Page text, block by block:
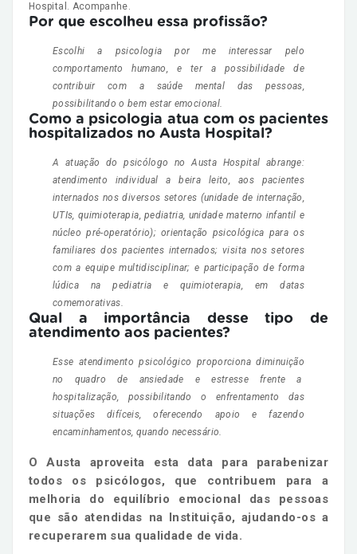
Hospital. Acompanhe.
Por que escolheu essa profissão?
Escolhi a psicologia por me interessar pelo
comportamento humano, e ter a possibilidade de
contribuir com a saúde mental das pessoas,
possibilitando o bem estar emocional.
Como a psicologia atua com os pacientes
hospitalizados no Austa Hospital?
A atuação do psicólogo no Austa Hospital abrange:
atendimento individual a beira leito, aos pacientes
internados nos diversos setores (unidade de internação,
UTIs, quimioterapia, pediatria, unidade materno infantil e
núcleo pré-operatório); orientação psicológica para os
familiares dos pacientes internados; visita nos setores
com a equipe multidisciplinar; e participação de forma
lúdica na pediatria e quimioterapia, em datas
comemorativas.
Qual a importância desse tipo de
atendimento aos pacientes?
Esse atendimento psicológico proporciona diminuição
no quadro de ansiedade e estresse frente a
hospitalização, possibilitando o enfrentamento das
situações difíceis, oferecendo apoio e fazendo
encaminhamentos, quando necessário.
O Austa aproveita esta data para parabenizar
todos os psicólogos, que contribuem para a
melhoria do equilíbrio emocional das pessoas
que são atendidas na Instituição, ajudando-os a
recuperarem sua qualidade de vida.